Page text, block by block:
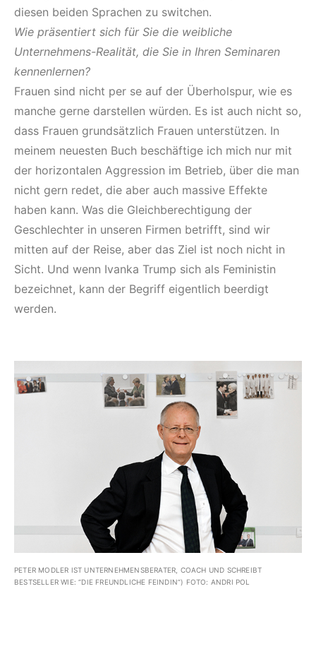
diesen beiden Sprachen zu switchen.
Wie präsentiert sich für Sie die weibliche
Unternehmens-Realität, die Sie in Ihren Seminaren
kennenlernen?
Frauen sind nicht per se auf der Überholspur, wie es
manche gerne darstellen würden. Es ist auch nicht so,
dass Frauen grundsätzlich Frauen unterstützen. In
meinem neuesten Buch beschäftige ich mich nur mit
der horizontalen Aggression im Betrieb, über die man
nicht gern redet, die aber auch massive Effekte
haben kann. Was die Gleichberechtigung der
Geschlechter in unseren Firmen betrifft, sind wir
mitten auf der Reise, aber das Ziel ist noch nicht in
Sicht. Und wenn Ivanka Trump sich als Feministin
bezeichnet, kann der Begriff eigentlich beerdigt
werden.
PETER MODLER IST UNTERNEHMENSBERATER, COACH UND SCHREIBT
BESTSELLER WIE: “DIE FREUNDLICHE FEINDIN“) FOTO: ANDRI POL